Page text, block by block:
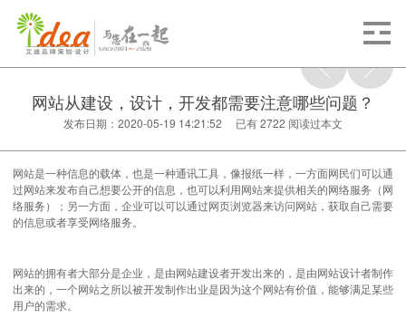
网站从建设，设计，开发都需要注意哪些问题？
发布日期：2020-05-19 14:21:52 已有2722 阅读过本文
网站是一种信息的载体，也是一种通讯工具，像报纸一样，一方面网民们可以通
过网站来发布自己想要公开的信息，也可以利用网站来提供相关的网络服务（网
络服务）；另一方面，企业可以可以通过网页浏览器来访问网站，获取自己需要
的信息或者享受网络服务。
网站的拥有者大部分是企业，是由网站建设者开发出来的，是由网站设计者制作
出来的，一个网站之所以被开发制作出业是因为这个网站有价值，能够满足某些
用户的需求。